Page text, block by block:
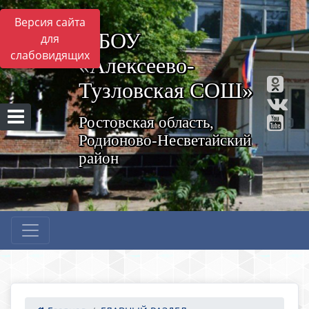
Версия сайта
для
слабовидящих
МБОУ
«Алексеево-
Тузловская СОШ»
Ростовская область,
Родионово-Несветайский
район